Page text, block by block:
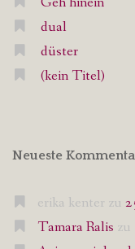
dual
düster
(kein Titel)
Neueste
erika kenter zu
Tamara Ralis zu